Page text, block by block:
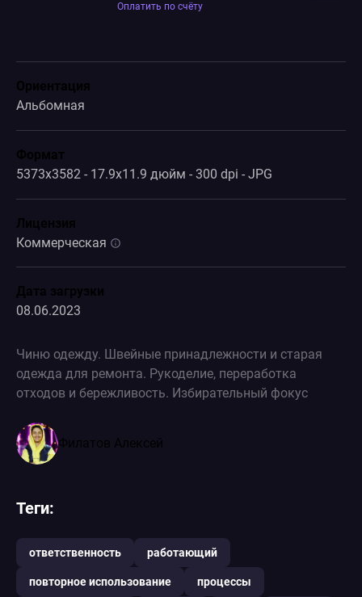
Оплатить по счёту
Ориентация
Альбомная
Формат
5373x3582 - 17.9x11.9 дюйм - 300 dpi - JPG
Лицензия
Коммерческая
Дата загрузки
08.06.2023
Чиню одежду. Швейные принадлежности и старая
одежда для ремонта. Рукоделие, переработка
отходов и бережливость. Избирательный фокус
Филатов Алексей
Теги:
ответственность работающий
повторное использование процессы